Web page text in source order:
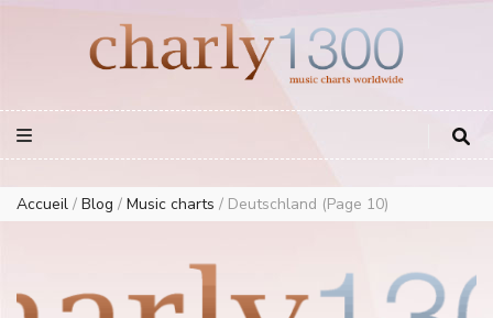
European Music Charts plus USA and Australia
Accueil / Blog / Music charts / Deutschland (Page 10)